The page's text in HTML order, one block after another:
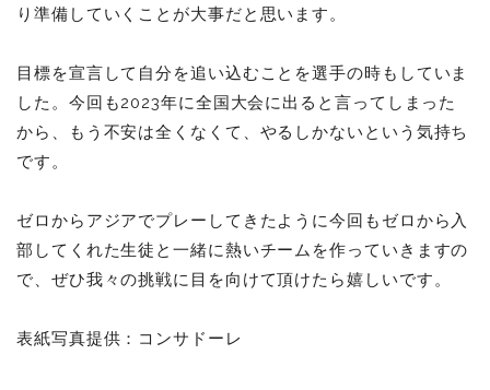
り準備していくことが大事だと思います。
目標を宣言して自分を追い込むことを選手の時もしていま
した。今回も2023年に全国大会に出ると言ってしまった
から、もう不安は全くなくて、やるしかないという気持ち
です。
ゼロからアジアでプレーしてきたように今回もゼロから入
部してくれた生徒と一緒に熱いチームを作っていきますの
で、ぜひ我々の挑戦に目を向けて頂けたら嬉しいです。
表紙写真提供：コンサドーレ